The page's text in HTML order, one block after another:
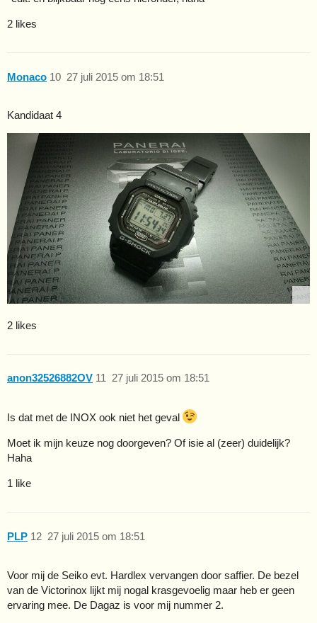
2 likes
Monaco 27 juli 2015 om 18:51
10
Kandidaat 4
2 likes
anon32526882OV 27 juli 2015 om 18:51
11
Is dat met de INOX ook niet het geval
Moet ik mijn keuze nog doorgeven? Of isie al (zeer) duidelijk?
Haha
1 like
PLP 27 juli 2015 om 18:51
12
Voor mij de Seiko evt. Hardlex vervangen door saffier. De bezel
van de Victorinox lijkt mij nogal krasgevoelig maar heb er geen
ervaring mee. De Dagaz is voor mij nummer 2.